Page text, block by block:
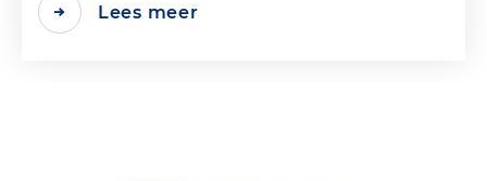
Lees meer